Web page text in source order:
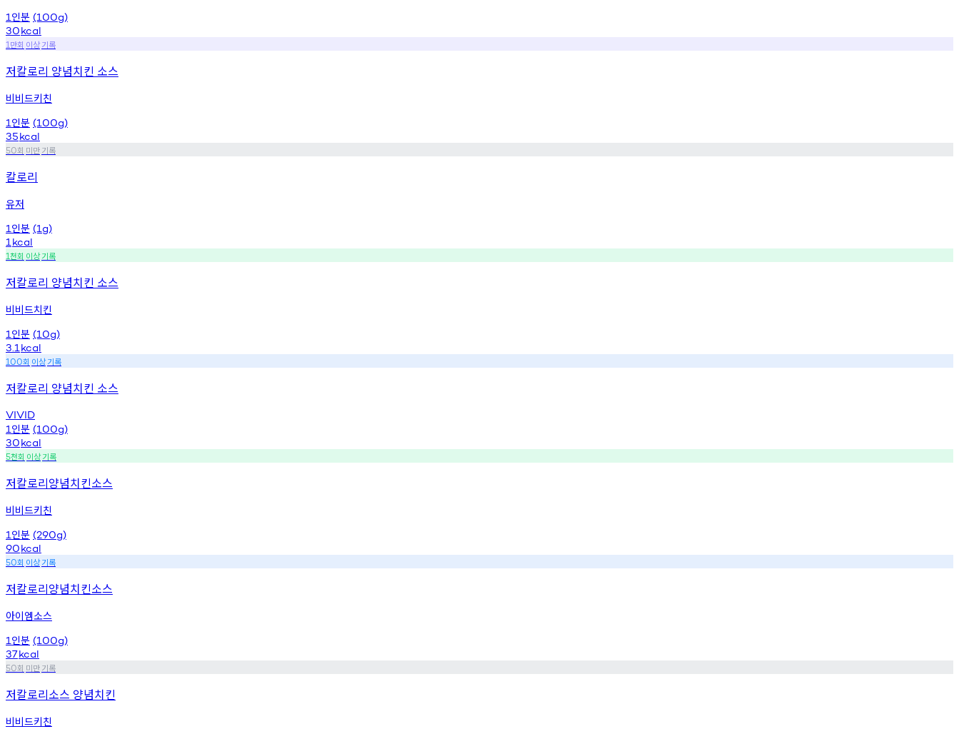
1 인분 (100g)
30kcal
1 만회 이상기록
저칼로리 양념치킨 소스
비비드키친
1 인분 (100g)
35kcal
50회 미만기록
칼로리
유저
1 인분 (1g)
1 kcal
1천회 이상기록
저칼로리 양념치킨 소스
비비드치킨
1 인분 (10g)
3.1 kcal
100회 이상기록
저칼로리 양념치킨 소스
VIVID
1 인분 (100g)
30kcal
5천회 이상기록
저칼로리양념치킨소스
비비드키친
1 인분 (290g)
90kcal
50회 이상기록
저칼로리양념치킨소스
아이엠소스
1 인분 (100g)
37kcal
50회 미만기록
저칼로리소스 양념치킨
비비드키친